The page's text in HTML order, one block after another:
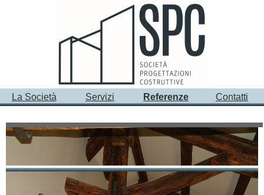
La Società Servizi Referenze Contatti
PRINCIPALI INCARICHI - Strutture in legno -